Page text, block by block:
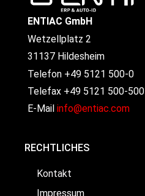
ENTIAC GmbH
Wetzellplatz 2
31137 Hildesheim
Telefon +49 5121 500-0
Telefax +49 5121 500-500
E-Mail info@entiac.com
RECHTLICHES
Kontakt
Impressum